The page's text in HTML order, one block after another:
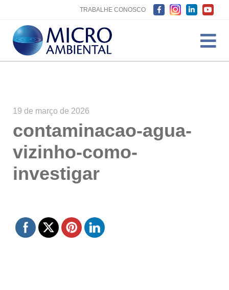
TRABALHE CONOSCO
19 de março de 2026
contaminacao-agua-
vizinho-como-
investigar